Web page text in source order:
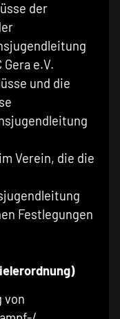
der
e.V.
und die
Verein, die die
Festlegungen
von